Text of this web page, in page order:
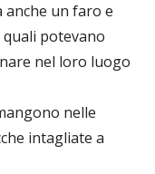
anche un faro e
potevano
nel loro luogo
nelle
intagliate a